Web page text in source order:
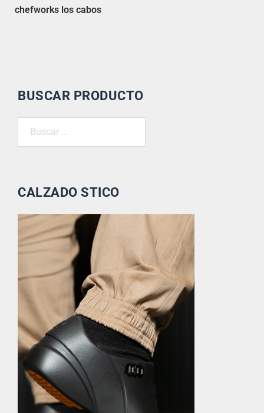
chefworks los cabos
BUSCAR PRODUCTO
CALZADO STICO